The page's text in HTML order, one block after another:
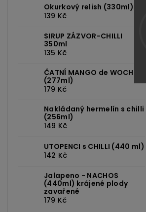
Okurkový relish (330ml)
139 Kč
SIRUP ZÁZVOR-CHILLI
350ml
135 Kč
ČATNÍ MANGO de WOCH
(277ml)
179 Kč
Nakládaný hermelín s chilli
(256ml)
149 Kč
UTOPENCI s CHILLI (440 ml)
142 Kč
Jalapeno - NACHOS
(440ml) krájené plody
zavařené
179 Kč
Skladem
155 Kč